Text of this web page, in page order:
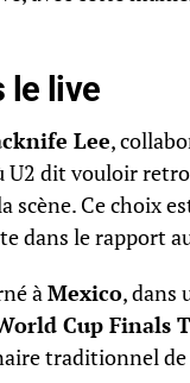
le live
Lee,
U2 dit vouloir
scène. Ce choix
dans le rapport
àMexico, dans
Cup Finals
traditionnel